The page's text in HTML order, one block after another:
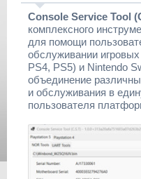
Console Service Tool
комплексного
для помощи
обслуживании
PS4, PS5) и Nintendo
объединение
и обслуживания в
пользователя